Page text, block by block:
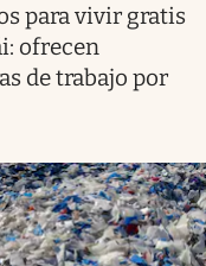
para vivir gratis
ofrecen
de trabajo por